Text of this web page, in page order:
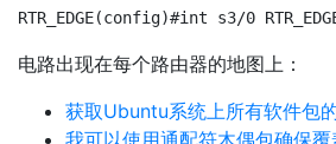
RTR_EDGE(config)#int s3/0
电路出现在每个路由器的地图上：
获取Ubuntu系统上所有软件包
我可以使用通配符木偶包确保